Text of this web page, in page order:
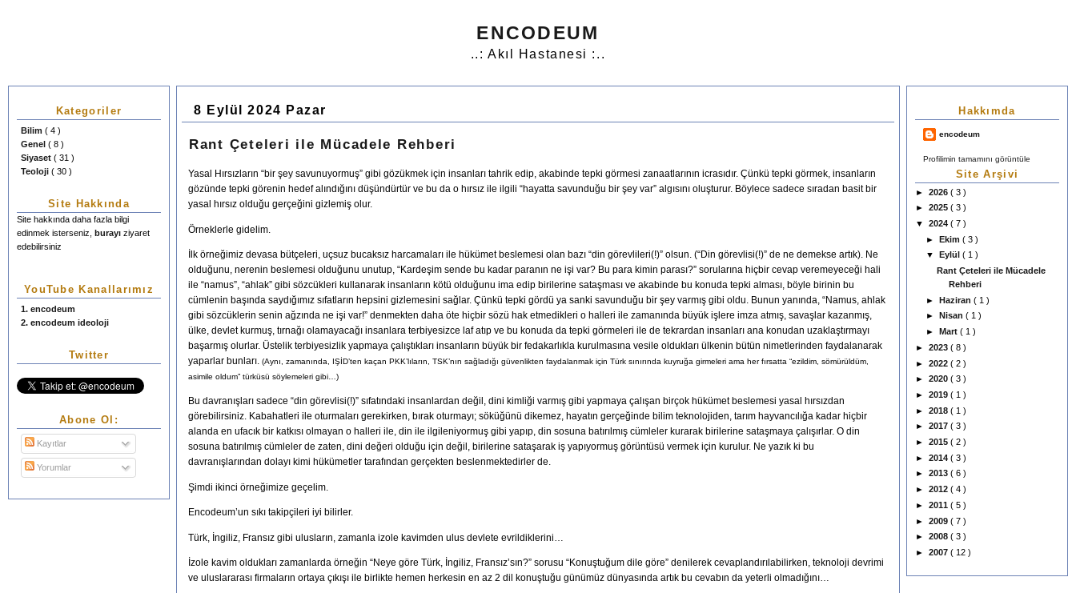
ENCODEUM
..: Akıl Hastanesi :..
Kategoriler
Bilim ( 4 )
Genel ( 8 )
Siyaset ( 31 )
Teoloji ( 30 )
Site Hakkında
Site hakkında daha fazla bilgi
edinmek isterseniz, burayı ziyaret
edebilirsiniz
YouTube Kanallarımız
1. encodeum
2. encodeum ideoloji
Twitter
Abone Ol:
Kayıtlar
Yorumlar
Hakkımda
encodeum
Profilimin tamamını görüntüle
Site Arşivi
► 2026 ( 3 )
► 2025 ( 3 )
▼ 2024 ( 7 )
►Ekim( 3 )
▼
Eylül( 1 )
Rant Çeteleri ile Mücadele
Rehberi
►Haziran( 1 )
►
Nisan( 1 )
►Mart( 1 )
► 2023 ( 8 )
► 2022 ( 2 )
► 2020 ( 3 )
► 2019 ( 1 )
► 2018 ( 1 )
► 2017 ( 3 )
► 2015 ( 2 )
► 2014 ( 3 )
► 2013 ( 6 )
► 2012 ( 4 )
► 2011 ( 5 )
► 2009 ( 7 )
► 2008 ( 3 )
► 2007 ( 12 )
8 Eylül 2024 Pazar
Rant Çeteleri ile Mücadele Rehberi
Yasal Hırsızların “bir şey savunuyormuş” gibi gözükmek için insanları tahrik edip, akabinde tepki görmesi zanaatlarının icrasıdır. Çünkü tepki görmek, insanların
gözünde tepki görenin hedef alındığını düşündürtür ve bu da o hırsız ile ilgili “hayatta savunduğu bir şey var” algısını oluşturur. Böylece sadece sıradan basit bir
yasal hırsız olduğu gerçeğini gizlemiş olur.
Örneklerle gidelim.
İlk örneğimiz devasa bütçeleri, uçsuz bucaksız harcamaları ile hükümet beslemesi olan bazı “din görevlileri(!)” olsun. (“Din görevlisi(!)” de ne demekse artık). Ne
olduğunu, nerenin beslemesi olduğunu unutup, “Kardeşim sende bu kadar paranın ne işi var? Bu para kimin parası?” sorularına hiçbir cevap veremeyeceği hali
ile “namus”, “ahlak” gibi sözcükleri kullanarak insanların kötü olduğunu ima edip birilerine sataşması ve akabinde bu konuda tepki alması, böyle birinin bu
cümlenin başında saydığımız sıfatların hepsini gizlemesini sağlar. Çünkü tepki gördü ya sanki savunduğu bir şey varmış gibi oldu. Bunun yanında, “Namus, ahlak
gibi sözcüklerin senin ağzında ne işi var!” denmekten daha öte hiçbir sözü hak etmedikleri o halleri ile zamanında büyük işlere imza atmış, savaşlar kazanmış,
ülke, devlet kurmuş, tırnağı olamayacağı insanlara terbiyesizce laf atıp ve bu konuda da tepki görmeleri ile de tekrardan insanları ana konudan uzaklaştırmayı
başarmış olurlar. Üstelik terbiyesizlik yapmaya çalıştıkları insanların büyük bir fedakarlıkla kurulmasına vesile oldukları ülkenin bütün nimetlerinden faydalanarak
yaparlar bunları. (Aynı, zamanında, IŞİD’ten kaçan PKK’lıların, TSK’nın sağladığı güvenlikten faydalanmak için Türk sınırında kuyruğa girmeleri ama her fırsatta “ezildim, sömürüldüm,
asimile oldum” türküsü söylemeleri gibi…)
Bu davranışları sadece “din görevlisi(!)” sıfatındaki insanlardan değil, dini kimliği varmış gibi yapmaya çalışan birçok hükümet beslemesi yasal hırsızdan
görebilirsiniz. Kabahatleri ile oturmaları gerekirken, bırak oturmayı; söküğünü dikemez, hayatın gerçeğinde bilim teknolojiden, tarım hayvancılığa kadar hiçbir
alanda en ufacık bir katkısı olmayan o halleri ile, din ile ilgileniyormuş gibi yapıp, din sosuna batırılmış cümleler kurarak birilerine sataşmaya çalışırlar. O din
sosuna batırılmış cümleler de zaten, dini değeri olduğu için değil, birilerine sataşarak iş yapıyormuş görüntüsü vermek için kurulur. Ne yazık ki bu
davranışlarından dolayı kimi hükümetler tarafından gerçekten beslenmektedirler de.
Şimdi ikinci örneğimize geçelim.
Encodeum’un sıkı takipçileri iyi bilirler.
Türk, İngiliz, Fransız gibi ulusların, zamanla izole kavimden ulus devlete evrildiklerini…
İzole kavim oldukları zamanlarda örneğin “Neye göre Türk, İngiliz, Fransız’sın?” sorusu “Konuştuğum dile göre” denilerek cevaplandırılabilirken, teknoloji devrimi
ve uluslararası firmaların ortaya çıkışı ile birlikte hemen herkesin en az 2 dil konuştuğu günümüz dünyasında artık bu cevabın da yeterli olmadığını…